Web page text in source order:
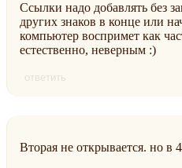
Ссылки надо добавлять без
других знаков в конце или
компьютер воспримет как
естественно, неверным :)
ответить
Вторая не открывается. но в